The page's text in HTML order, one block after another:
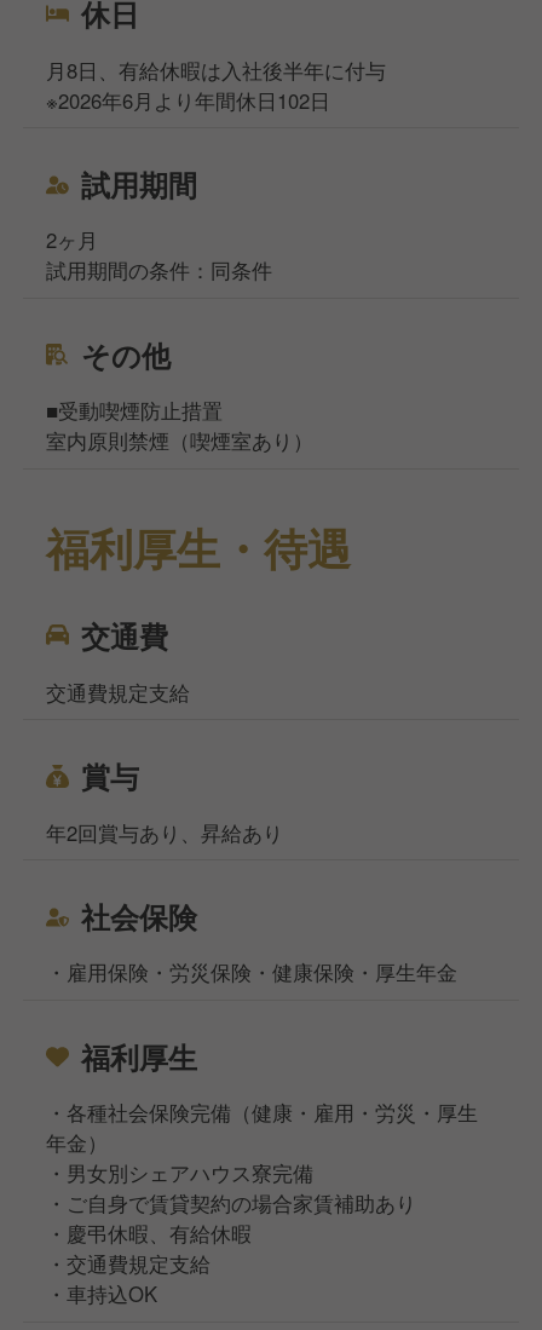
休日
月8日、有給休暇は入社後半年に付与
※2026年6月より年間休日102日
試用期間
2ヶ月
試用期間の条件：同条件
その他
■受動喫煙防止措置
室内原則禁煙（喫煙室あり）
福利厚生・待遇
交通費
交通費規定支給
賞与
年2回賞与あり、昇給あり
社会保険
・雇用保険・労災保険・健康保険・厚生年金
福利厚生
・各種社会保険完備（健康・雇用・労災・厚生
年金）
・男女別シェアハウス寮完備
・ご自身で賃貸契約の場合家賃補助あり
・慶弔休暇、有給休暇
・交通費規定支給
・車持込OK